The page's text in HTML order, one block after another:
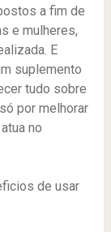
a fim de
e mulheres,
E
suplemento
tudo sobre
por melhorar
no
de usar